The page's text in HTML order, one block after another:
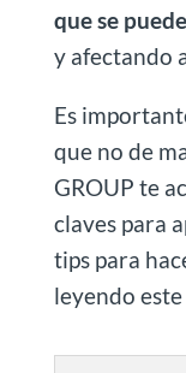
que se puede
y afectando
Es
que no de
GROUP te
claves para
tips para
leyendo